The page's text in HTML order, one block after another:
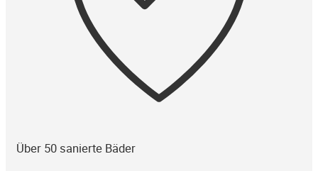
Über 50 sanierte Bäder